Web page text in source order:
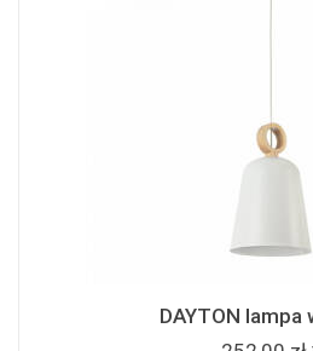
DAYTON lampa